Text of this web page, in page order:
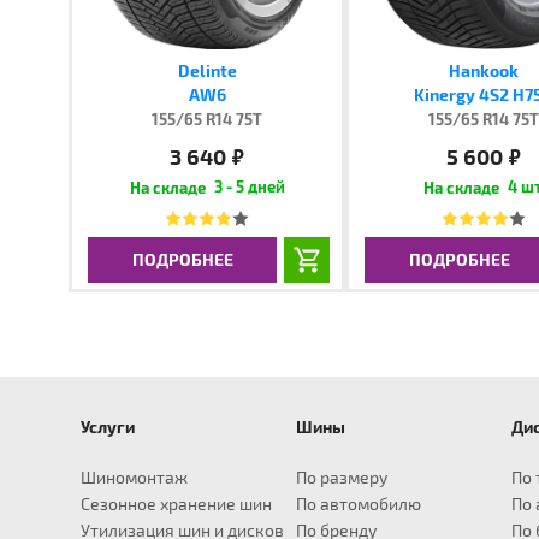
Delinte
AW6
155/65 R14 75T
3 640 руб.
3 - 5 дней
ПОДРОБНЕЕ
Hankook
Kinergy 4S2
155/65 R14 75T
5 600 руб.
4
ПОДРОБНЕЕ
Услуги
Шиномонтаж
Сезонное хранение шин
Утилизация шин и дисков
Шины
195/55
205/55
205/60
По размеру
По автомобилю
По бренду
X1
X3
X4
FX
G
Defender
Discovery
Frelander
По
По
По